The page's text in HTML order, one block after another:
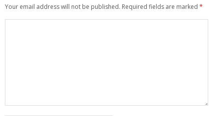
Your email address will not be published. Required fields are marked *